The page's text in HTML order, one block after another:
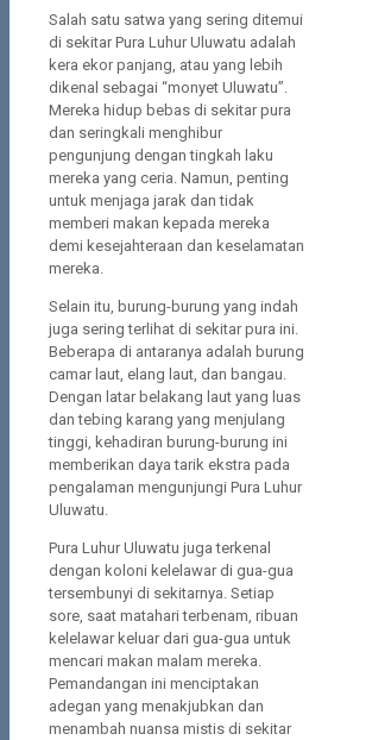
Salah satu satwa yang sering ditemui
di sekitar Pura Luhur Uluwatu adalah
kera ekor panjang, atau yang lebih
dikenal sebagai “monyet Uluwatu”.
Mereka hidup bebas di sekitar pura
dan seringkali menghibur
pengunjung dengan tingkah laku
mereka yang ceria. Namun, penting
untuk menjaga jarak dan tidak
memberi makan kepada mereka
demi kesejahteraan dan keselamatan
mereka.
Selain itu, burung-burung yang indah
juga sering terlihat di sekitar pura ini.
Beberapa di antaranya adalah burung
camar laut, elang laut, dan bangau.
Dengan latar belakang laut yang luas
dan tebing karang yang menjulang
tinggi, kehadiran burung-burung ini
memberikan daya tarik ekstra pada
pengalaman mengunjungi Pura Luhur
Uluwatu.
Pura Luhur Uluwatu juga terkenal
dengan koloni kelelawar di gua-gua
tersembunyi di sekitarnya. Setiap
sore, saat matahari terbenam, ribuan
kelelawar keluar dari gua-gua untuk
mencari makan malam mereka.
Pemandangan ini menciptakan
adegan yang menakjubkan dan
menambah nuansa mistis di sekitar